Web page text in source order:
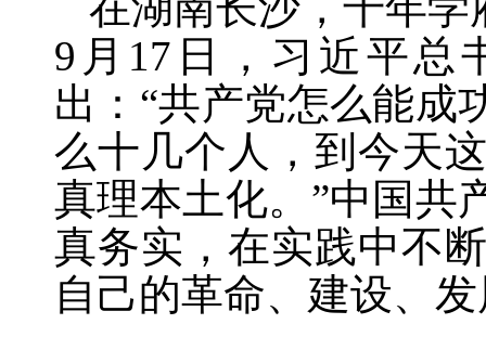
9月17日，习近平总
出：“共产党怎么能成
么十几个人，到今天
真理本土化。”中国共
真务实，在实践中不
自己的革命、建设、